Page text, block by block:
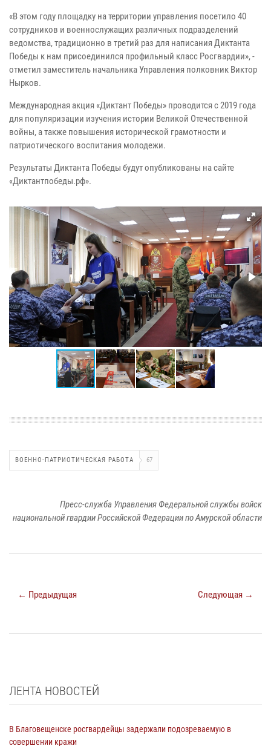
«В этом году площадку на территории управления посетило 40
сотрудников и военнослужащих различных подразделений
ведомства, традиционно в третий раз для написания Диктанта
Победы к нам присоединился профильный класс Росгвардии», -
отметил заместитель начальника Управления полковник Виктор
Нырков.
Международная акция «Диктант Победы» проводится с 2019 года
для популяризации изучения истории Великой Отечественной
войны, а также повышения исторической грамотности и
патриотического воспитания молодежи.
Результаты Диктанта Победы будут опубликованы на сайте
«Диктантпобеды.рф».
ВОЕННО-ПАТРИОТИЧЕСКАЯ РАБОТА 67
Пресс-служба Управления Федеральной службы войск
национальной гвардии Российской Федерации по Амурской области
← Предыдущая Следующая →
ЛЕНТА НОВОСТЕЙ
В Благовещенске росгвардейцы задержали подозреваемую в
совершении кражи